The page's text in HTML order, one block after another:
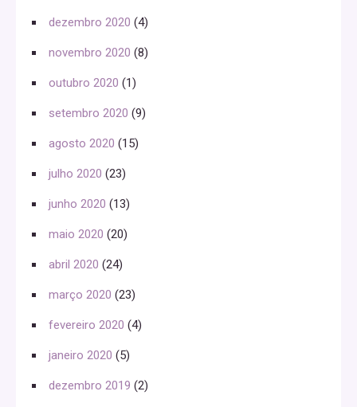
dezembro 2020 (4)
novembro 2020 (8)
outubro 2020 (1)
setembro 2020 (9)
agosto 2020 (15)
julho 2020 (23)
junho 2020 (13)
maio 2020 (20)
abril 2020 (24)
março 2020 (23)
fevereiro 2020 (4)
janeiro 2020 (5)
dezembro 2019 (2)